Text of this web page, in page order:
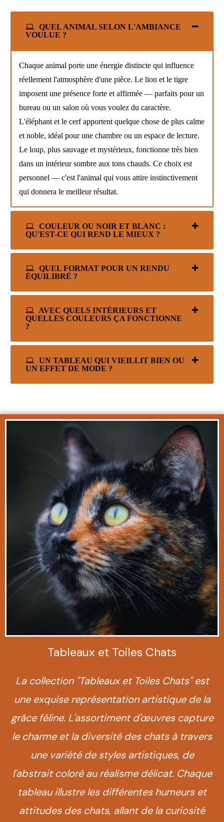
QUEL ANIMAL SELON L'AMBIANCE
VOULUE ?
Chaque animal porte une énergie distincte qui influence
réellement l'atmosphère d'une pièce. Le lion et le tigre
imposent une présence forte et affirmée — parfaits pour un
bureau ou un salon où vous voulez du caractère.
L'éléphant et le cerf apportent quelque chose de plus calme
et noble, idéal pour une chambre ou un espace de lecture.
Le loup, plus sauvage et mystérieux, fonctionne très bien
dans un intérieur sombre aux tons chauds. Ce choix est
personnel — c'est l'animal qui vous attire instinctivement
qui donnera le meilleur résultat.
COULEUR OU NOIR ET BLANC :
QU'EST-CE QUI REND LE MIEUX ?
QUEL FORMAT POUR UN RENDU
ÉQUILIBRÉ ?
AVEC QUELS INTÉRIEURS ET
QUELLES COULEURS ÇA FONCTIONNE
?
UN TABLEAU QUI VIEILLIT BIEN OU
UN EFFET DE MODE ?
Tableaux et Toiles Chats
La collection "Tableaux et Toiles Chats" est
une exquise représentation artistique de la
grâce féline. L'assortiment d'œuvres capture
le charme et la diversité des chats à travers
une variété de styles artistiques, de
l'abstrait coloré au réalisme délicat. Chaque
tableau illustre les différentes humeurs et
attitudes des chats, allant de la curiosité